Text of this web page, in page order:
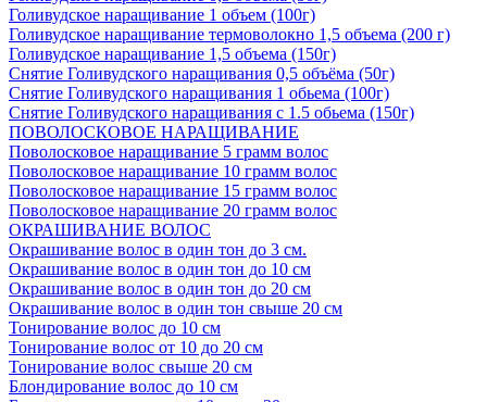
Голивудское наращивание 1 объем (100г)
Голивудское наращивание термоволокно 1,5 объема (200 г)
Голивудское наращивание 1,5 объема (150г)
Снятие Голивудского наращивания 0,5 объёма (50г)
Снятие Голивудского наращивания 1 обьема (100г)
Снятие Голивудского наращивания с 1.5 обьема (150г)
ПОВОЛОСКОВОЕ НАРАЩИВАНИЕ
Поволосковое наращивание 5 грамм волос
Поволосковое наращивание 10 грамм волос
Поволосковое наращивание 15 грамм волос
Поволосковое наращивание 20 грамм волос
ОКРАШИВАНИЕ ВОЛОС
Окрашивание волос в один тон до 3 см.
Окрашивание волос в один тон до 10 см
Окрашивание волос в один тон до 20 см
Окрашивание волос в один тон свыше 20 см
Тонирование волос до 10 см
Тонирование волос от 10 до 20 см
Тонирование волос свыше 20 см
Блондирование волос до 10 см